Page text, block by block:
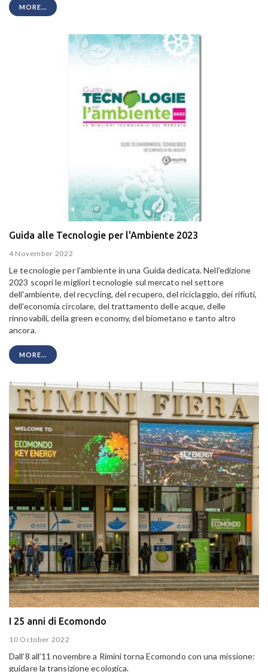
MORE...
Guida alle Tecnologie per l'Ambiente 2023
4 November 2022
Le tecnologie per l'ambiente in una Guida dedicata. Nell'edizione
2023 scopri le migliori tecnologie sul mercato nel settore
dell'ambiente, del recycling, del recupero, del riciclaggio, dei rifiuti,
dell'economia circolare, del trattamento delle acque, delle
rinnovabili, della green economy, del biometano e tanto altro
ancora.
MORE...
I 25 anni di Ecomondo
10 October 2022
Dall’8 all’11 novembre a Rimini torna Ecomondo con una missione:
guidare la transizione ecologica.